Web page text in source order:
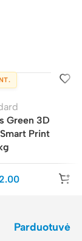
Green 3D
Print
Parduotuvė